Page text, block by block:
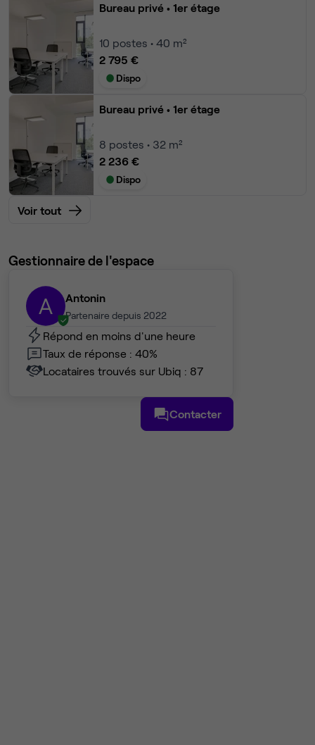
Bureau privé • 1er étage
10 postes • 40 m²
2 795 €
Dispo
Bureau privé • 1er étage
8 postes • 32 m²
2 236 €
Dispo
Voir tout
Gestionnaire de l'espace
A Antonin
Partenaire depuis 2022
Répond en moins d'une heure
Taux de réponse : 40%
Locataires trouvés sur Ubiq : 87
Contacter